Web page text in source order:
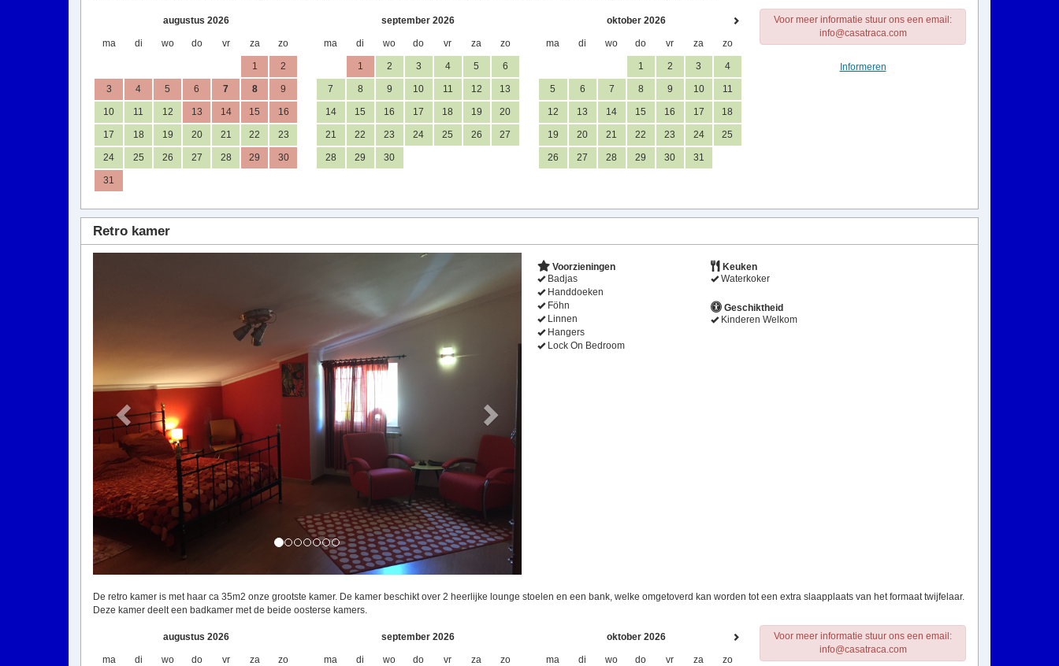
augustus 2026
ma di wo do vr za zo
1 2
3 4 5 6 7 8 9
10 11 12 13 14 15 16
17 18 19 20 21 22 23
24 25 26 27 28 29 30
31
september 2026
ma di wo do vr za zo
1 2 3 4 5 6
7 8 9 10 11 12 13
14 15 16 17 18 19 20
21 22 23 24 25 26 27
28 29 30
oktober 2026
ma di wo do vr za zo
1 2 3 4
5 6 7 8 9 10 11
12 13 14 15 16 17 18
19 20 21 22 23 24 25
26 27 28 29 30 31
Voor meer informatie stuur ons een email:
info@casatraca.com
Informeren
Retro kamer
Voorzieningen
Badjas
Handdoeken
Föhn
Linnen
Hangers
Lock On Bedroom
Keuken
Waterkoker
Geschiktheid
Kinderen Welkom
De retro kamer is met haar ca 35m2 onze grootste kamer. De kamer beschikt over 2 heerlijke lounge stoelen en een bank, welke omgetoverd kan worden tot een extra slaapplaats van het formaat twijfelaar.
Deze kamer deelt een badkamer met de beide oosterse kamers.
augustus 2026
ma di wo do vr za zo
september 2026
ma di wo do vr za zo
oktober 2026
ma di wo do vr za zo
Voor meer informatie stuur ons een email:
info@casatraca.com